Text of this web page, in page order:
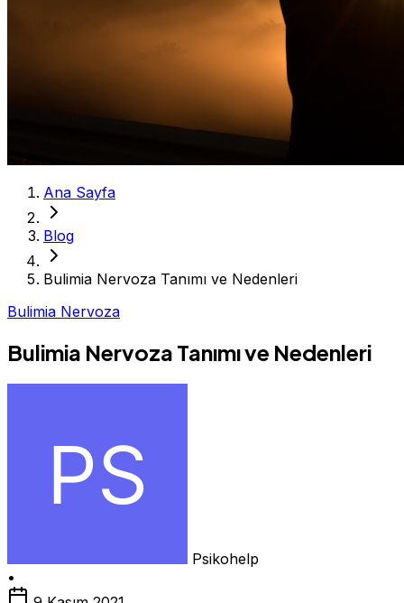
Ana Sayfa
Blog
Bulimia Nervoza Tanımı ve Nedenleri
Bulimia Nervoza
Bulimia Nervoza Tanımı ve Nedenleri
Psikohelp
•